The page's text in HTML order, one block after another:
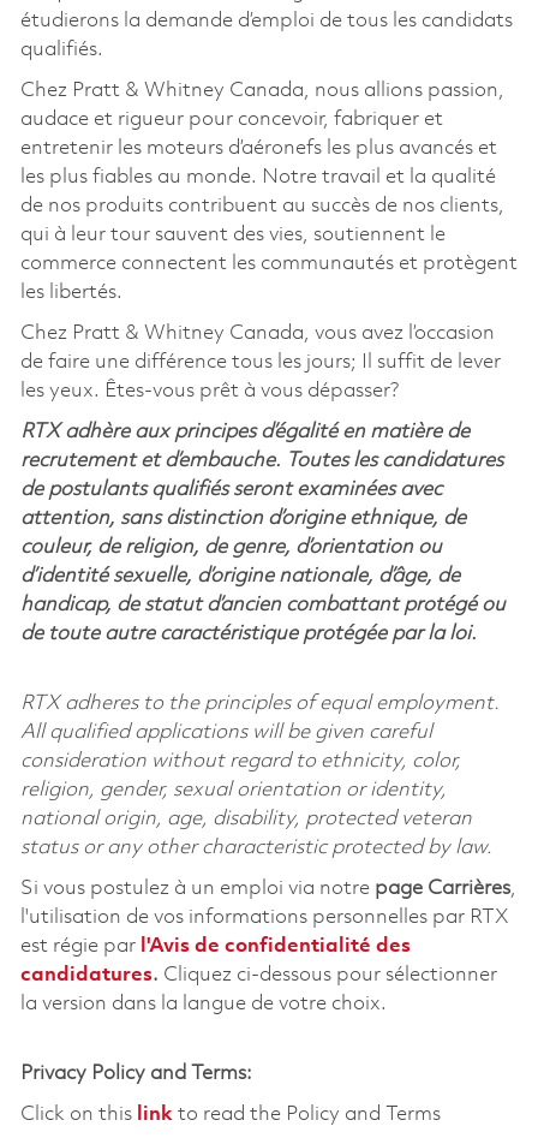
étudierons la demande d’emploi de tous les candidats
qualifiés.
Chez Pratt & Whitney Canada, nous allions passion,
audace et rigueur pour concevoir, fabriquer et
entretenir les moteurs d’aéronefs les plus avancés et
les plus fiables au monde. Notre travail et la qualité
de nos produits contribuent au succès de nos clients,
qui à leur tour sauvent des vies, soutiennent le
commerce connectent les communautés et protègent
les libertés.
Chez Pratt & Whitney Canada, vous avez l’occasion
de faire une différence tous les jours; Il suffit de lever
les yeux. Êtes-vous prêt à vous dépasser?
RTX adhère aux principes d’égalité en matière de
recrutement et d’embauche. Toutes les candidatures
de postulants qualifiés seront examinées avec
attention, sans distinction d’origine ethnique, de
couleur, de religion, de genre, d’orientation ou
d’identité sexuelle, d’origine nationale, d’âge, de
handicap, de statut d’ancien combattant protégé ou
de toute autre caractéristique protégée par la loi.
RTX adheres to the principles of equal employment.
All qualified applications will be given careful
consideration without regard to ethnicity, color,
religion, gender, sexual orientation or identity,
national origin, age, disability, protected veteran
status or any other characteristic protected by law.
Si vous postulez à un emploi via notre page Carrières,
l'utilisation de vos informations personnelles par RTX
est régie par l'Avis de confidentialité des
candidatures. Cliquez ci-dessous pour sélectionner
la version dans la langue de votre choix.
Privacy Policy and Terms:
Click on this linkto read the Policy and Terms